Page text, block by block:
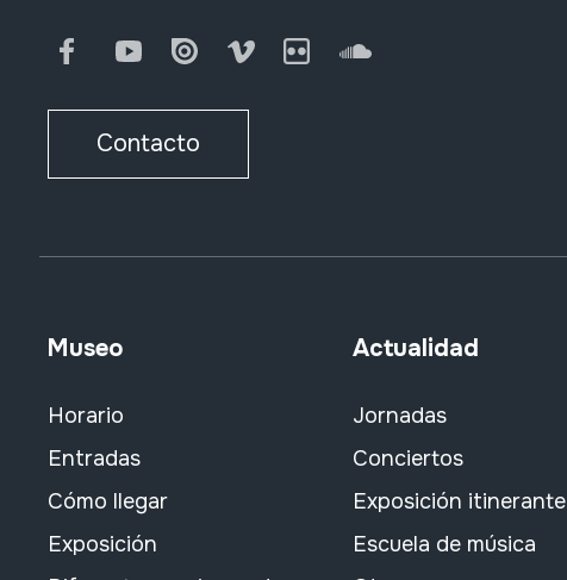
FacebookYoutubeIssuu Vimeo FlickrSoundCloud
Contacto
Museo
Horario
Entradas
Cómo llegar
Exposición
Actualidad
Jornadas
Conciertos
Exposición itinerante
Escuela de música